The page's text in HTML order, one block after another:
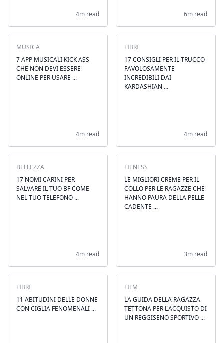
4m read 6m read
MUSICA
7 APP MUSICALI KICK ASS
CHE NON DEVI ESSERE
ONLINE PER USARE ...
4m read
LIBRI
17 CONSIGLI PER IL TRUCCO
FAVOLOSAMENTE
INCREDIBILI DAI
KARDASHIAN ...
4m read
BELLEZZA
17 NOMI CARINI PER
SALVARE IL TUO BF COME
NEL TUO TELEFONO ...
4m read
FITNESS
LE MIGLIORI CREME PER IL
COLLO PER LE RAGAZZE CHE
HANNO PAURA DELLA PELLE
CADENTE ...
3m read
LIBRI
11 ABITUDINI DELLE DONNE
CON CIGLIA FENOMENALI ...
FILM
LA GUIDA DELLA RAGAZZA
TETTONA PER L'ACQUISTO DI
UN REGGISENO SPORTIVO ...